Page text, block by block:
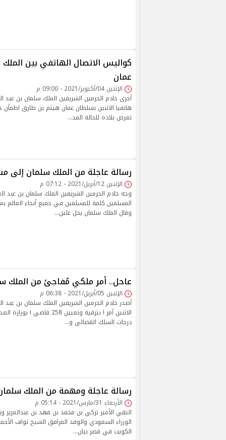
كواليس الاتصال الهاتفي بين
عمان
الإثنين 04/أكتوبر/2021 - 09:00 م
أجرى خادم الحرمين الشريفين الملك سلمان بن عبد
هاتفيا الاثنين بسلطان عمان هيثم بن طارق اطمأن
تعرض بلاده للحالة المد…
رسالة عاجلة من الملك سلمان إلى
الإثنين 12/أبريل/2021 - 07:12 م
وجه خادم الحرمين الشريفين الملك سلمان بن عبد
المسلمين كلمة للمسلمين في جميع أنحاء العالم
وقال الملك سلمان يحل علين…
عاحل.. أمر ملكي مُفاجئ من الملك
الإثنين 05/أبريل/2021 - 06:38 م
أصدر خادم الحرمين الشريفين الملك سلمان بن عبد
الاثنين أمر ا بترقية وتعيين
درجات السلك القضائي و…
رسالة عاجلة ومهمة من الملك سلمان
الأربعاء 31/مارس/2021 - 05:14 م
التقي الأمير تركي بن محمد بن فهد بن عبدالعزيز
الوزراء السعودي والوفد المرافق الشيخ نواف
الكويت في قصر بيان…